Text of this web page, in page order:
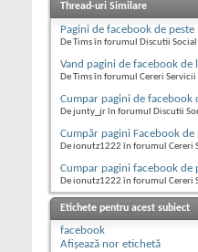
Thread-uri Similare
Pagini de facebook de
De Tims în forumul Discutii
Vand pagini de facebook
De Tims în forumul Cereri Servicii
Cumpar pagini de facebook
De junty_jr în forumul Discutii
Cumpăr pagini Facebook de
De ionutz1222 în forumul Cereri
Cumpar pagini facebook de
De ionutz1222 în forumul Cereri
Etichete pentru acest subiect
facebook
Afișează nor etichetă